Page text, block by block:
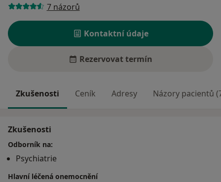
7 názorů
Kontaktní údaje
Rezervovat termín
Zkušenosti Ceník Adresy Názory pacientů
Zkušenosti
Odborník na:
Psychiatrie
Hlavní léčená onemocnění